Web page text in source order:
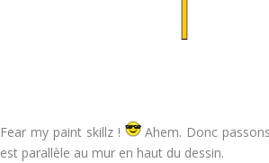
Fear my paint skillz !
Ahem. Donc
est parallèle au mur en haut du dessin.